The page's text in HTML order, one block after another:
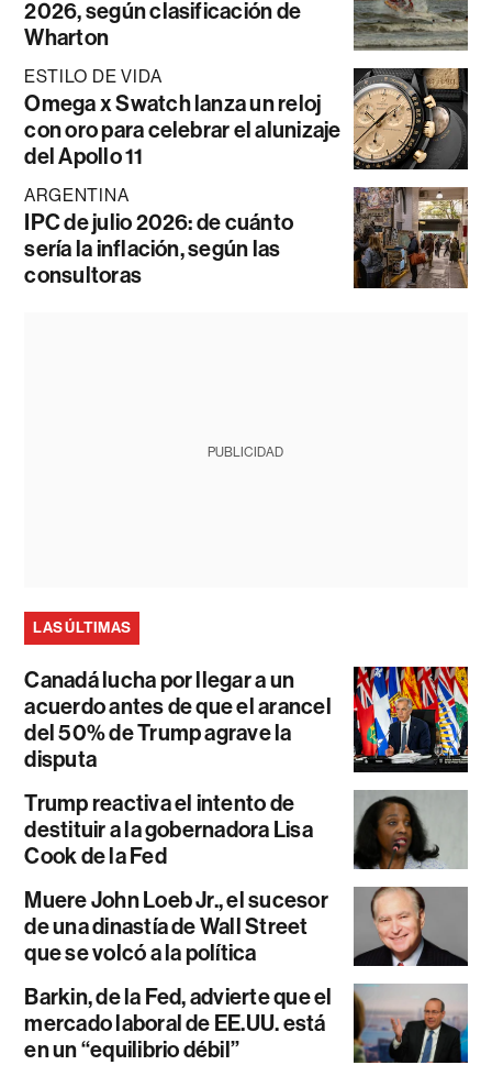
2026, según clasificación de
Wharton
ESTILO DE VIDA
Omega x Swatch lanza un reloj
con oro para celebrar el alunizaje
del Apollo 11
ARGENTINA
IPC de julio 2026: de cuánto
sería la inflación, según las
consultoras
PUBLICIDAD
LAS ÚLTIMAS
Canadá lucha por llegar a un
acuerdo antes de que el arancel
del 50% de Trump agrave la
disputa
Trump reactiva el intento de
destituir a la gobernadora Lisa
Cook de la Fed
Muere John Loeb Jr., el sucesor
de una dinastía de Wall Street
que se volcó a la política
Barkin, de la Fed, advierte que el
mercado laboral de EE.UU. está
en un “equilibrio débil”